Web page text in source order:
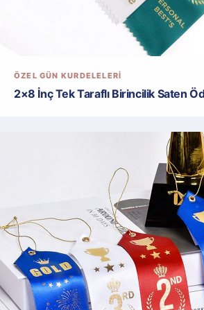
ÖZEL GÜN KURDELELERI
2×8 İnç Tek Taraflı Birincilik Saten